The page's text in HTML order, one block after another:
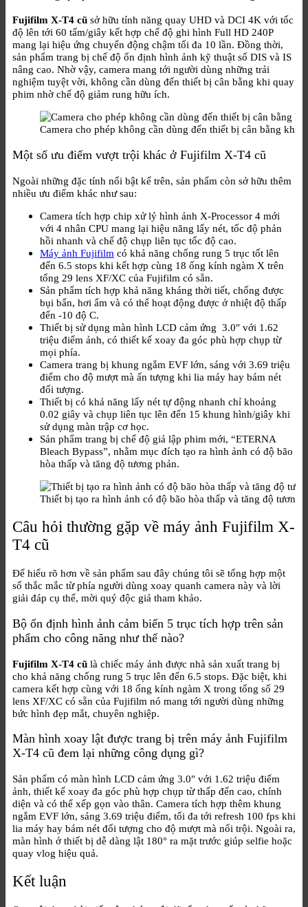
Fujifilm X-T4 cũ sở hữu tính năng quay UHD và DCI 4K với tốc
độ lên tới 60 tấm/giây kết hợp chế độ ghi hình Full HD 240P
mang lại hiệu ứng chuyển động chậm tối đa 10 lần. Đồng thời,
sản phẩm trang bị chế độ ổn định hình ảnh kỹ thuật số DIS và IS
nâng cao. Nhờ vậy, camera mang tới người dùng những trải
nghiệm tuyệt vời, không cần dùng đến thiết bị cân bằng khi quay
phim nhờ chế độ giảm rung hữu ích.
Camera cho phép không cần dùng đến thiết bị cân bằng khi
Một số ưu điểm vượt trội khác ở Fujifilm X-T4 cũ
Ngoài những đặc tính nổi bật kể trên, sản phẩm còn sở hữu thêm
nhiều ưu điểm khác như sau:
Camera tích hợp chip xử lý hình ảnh X-Processor 4 mới
với 4 nhân CPU mang lại hiệu năng lấy nét, tốc độ phản
hồi nhanh và chế độ chụp liên tục tốc độ cao.
Máy ảnh Fujifilm có khả năng chống rung 5 trục tốt lên
đến 6.5 stops khi kết hợp cùng 18 ống kính ngàm X trên
tổng 29 lens XF/XC của Fujifilm có sẵn.
Sản phẩm tích hợp khả năng kháng thời tiết, chống được
bụi bẩn, hơi ẩm và có thể hoạt động được ở nhiệt độ thấp
đến -10 độ C.
Thiết bị sử dụng màn hình LCD cảm ứng 3.0″ với 1.62
triệu điểm ảnh, có thiết kế xoay đa góc phù hợp chụp từ
mọi phía.
Camera trang bị khung ngắm EVF lớn, sáng với 3.69 triệu
điểm cho độ mượt mà ấn tượng khi lia máy hay bám nét
đối tượng.
Thiết bị có khả năng lấy nét tự động nhanh chỉ khoảng
0.02 giây và chụp liên tục lên đến 15 khung hình/giây khi
sử dụng màn trập cơ học.
Sản phẩm trang bị chế độ giả lập phim mới, “ETERNA
Bleach Bypass”, nhằm mục đích tạo ra hình ảnh có độ bão
hòa thấp và tăng độ tương phản.
Thiết bị tạo ra hình ảnh có độ bão hòa thấp và tăng độ tương
Câu hỏi thường gặp về máy ảnh Fujifilm X-
T4 cũ
Để hiểu rõ hơn về sản phẩm sau đây chúng tôi sẽ tổng hợp một
số thắc mắc từ phía người dùng xoay quanh camera này và lời
giải đáp cụ thể, mời quý độc giả tham khảo.
Bộ ổn định hình ảnh cảm biến 5 trục tích hợp trên sản
phẩm cho công năng như thế nào?
Fujifilm X-T4 cũ là chiếc máy ảnh được nhà sản xuất trang bị
cho khả năng chống rung 5 trục lên đến 6.5 stops. Đặc biệt, khi
camera kết hợp cùng với 18 ống kính ngàm X trong tổng số 29
lens XF/XC có sẵn của Fujifilm nó mang tới người dùng những
bức hình đẹp mắt, chuyên nghiệp.
Màn hình xoay lật được trang bị trên máy ảnh Fujifilm
X-T4 cũ đem lại những công dụng gì?
Sản phẩm có màn hình LCD cảm ứng 3.0″ với 1.62 triệu điểm
ảnh, thiết kế xoay đa góc phù hợp chụp từ thấp đến cao, chính
diện và có thể xếp gọn vào thân. Camera tích hợp thêm khung
ngắm EVF lớn, sáng 3.69 triệu điểm, tối đa tới refresh 100 fps khi
lia máy hay bám nét đối tượng cho độ mượt mà nổi trội. Ngoài ra,
màn hình ở thiết bị dễ dàng lật 180° ra mặt trước giúp selfie hoặc
quay vlog hiệu quả.
Kết luận